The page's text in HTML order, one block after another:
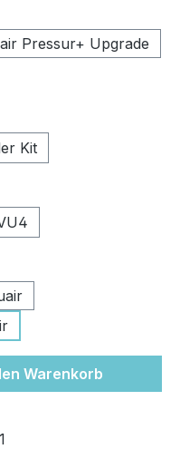
Pressur+ Upgrade
Kit
Warenkorb